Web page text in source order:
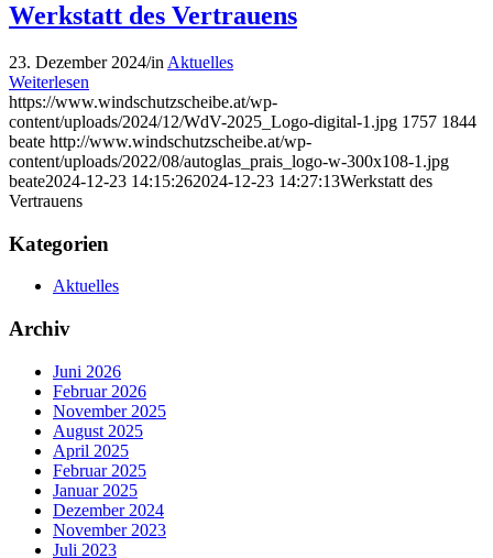
Werkstatt des Vertrauens
23. Dezember 2024/in Aktuelles
Weiterlesen
https://www.windschutzscheibe.at/wp-
content/uploads/2024/12/WdV-2025_Logo-digital-1.jpg 1757 1844
beate http://www.windschutzscheibe.at/wp-
content/uploads/2022/08/autoglas_prais_logo-w-300x108-1.jpg
beate2024-12-23 14:15:262024-12-23 14:27:13Werkstatt des
Vertrauens
Kategorien
Aktuelles
Archiv
Juni 2026
Februar 2026
November 2025
August 2025
April 2025
Februar 2025
Januar 2025
Dezember 2024
November 2023
Juli 2023